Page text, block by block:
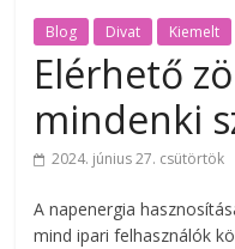
Blog Divat Kiemelt
Elérhető
mindenki
2024. június 27. csütörtök
A napenergia
mind ipari felhasználók